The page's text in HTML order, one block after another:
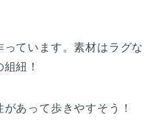
ています。素材はラグな
紐！
あって歩きやすそう！